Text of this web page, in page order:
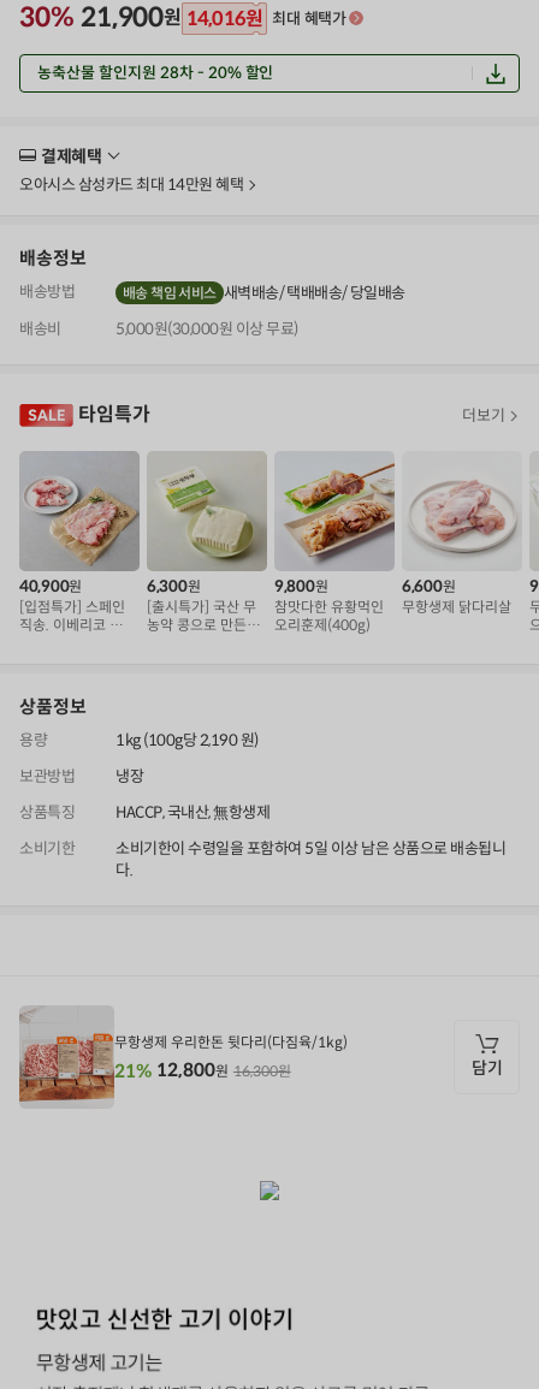
30% 21,900원 14,016원 최대 혜택가
농축산물 할인지원 28차 - 20% 할인
결제혜택
보
오아시스 삼성카드 최대 14만원 혜택
배송정보
배송방법 배송 책임 서비스 새벽배송 택배배송 당일배송
배송비
5,000원(30,000원 이상 무료)
타임특가 더보기
40,900원
[입점특가] 스페인
직송. 이베리코 삼
6,300원
[출시특가] 국산 무
농약 콩으로 만든
9,800원
참맛다한 유황먹인
오리훈제(400g)
6,600원
무항생제 닭다리살
상품정보
용량
1kg (100g당 2,190 원)
보관방법
냉장
상품특징
HACCP, 국내산, 無항생제
소비기한
소비기한이 수령일을 포함하여 5일 이상 남은 상품으로 배송됩니
다.
상
품
정
보
무항생제 우리한돈 뒷다리(다짐육/1kg)
16,300원
21% 12,800원 담기